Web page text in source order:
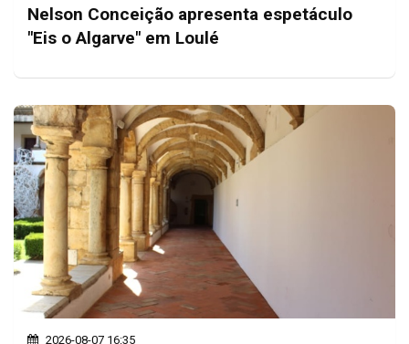
Nelson Conceição apresenta espetáculo
"Eis o Algarve" em Loulé
2026-08-07 16:35